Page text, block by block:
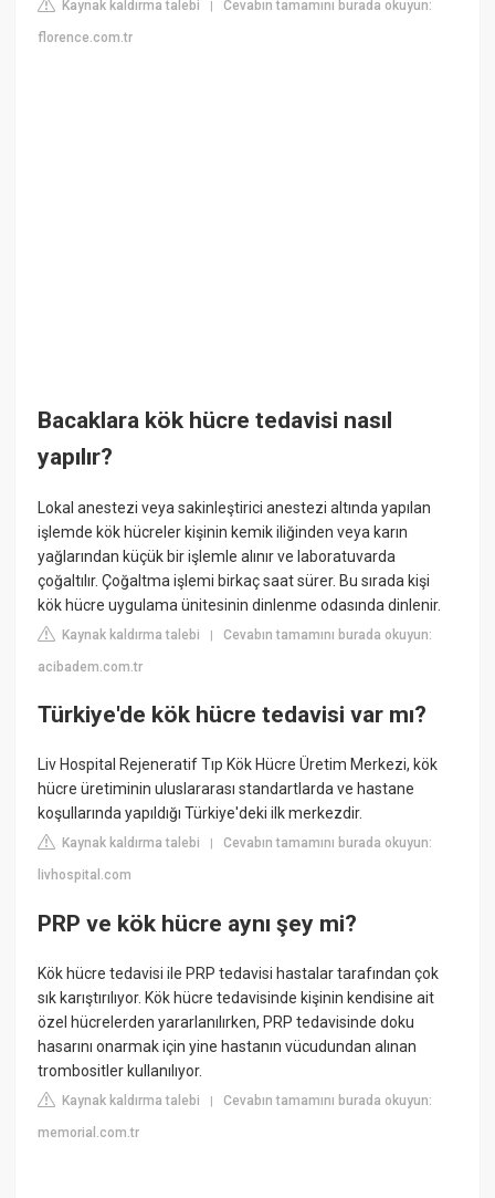
Kaynak kaldırma talebi |Cevabın tamamını burada okuyun:
florence.com.tr
Bacaklara kök hücre tedavisi nasıl
yapılır?
Lokal anestezi veya sakinleştirici anestezi altında yapılan
işlemde kök hücreler kişinin kemik iliğinden veya karın
yağlarından küçük bir işlemle alınır ve laboratuvarda
çoğaltılır. Çoğaltma işlemi birkaç saat sürer. Bu sırada kişi
kök hücre uygulama ünitesinin dinlenme odasında dinlenir.
Kaynak kaldırma talebi |Cevabın tamamını burada okuyun:
acibadem.com.tr
Türkiye'de kök hücre tedavisi var mı?
Liv Hospital Rejeneratif Tıp Kök Hücre Üretim Merkezi, kök
hücre üretiminin uluslararası standartlarda ve hastane
koşullarında yapıldığı Türkiye'deki ilk merkezdir.
Kaynak kaldırma talebi |Cevabın tamamını burada okuyun:
livhospital.com
PRP ve kök hücre aynı şey mi?
Kök hücre tedavisi ile PRP tedavisi hastalar tarafından çok
sık karıştırılıyor. Kök hücre tedavisinde kişinin kendisine ait
özel hücrelerden yararlanılırken, PRP tedavisinde doku
hasarını onarmak için yine hastanın vücudundan alınan
trombositler kullanılıyor.
Kaynak kaldırma talebi |Cevabın tamamını burada okuyun:
memorial.com.tr